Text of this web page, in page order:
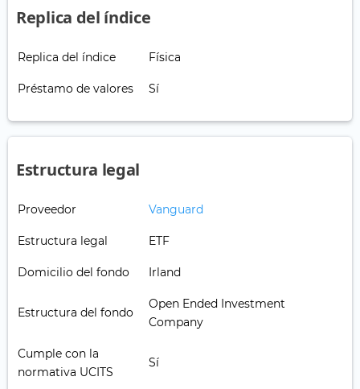
Replica del índice
Replica del índice Física
Préstamo de valores Sí
Estructura legal
Proveedor Vanguard
Estructura legal ETF
Domicilio del fondo Irland
Estructura del fondo
Open Ended Investment
Company
Cumple con la
normativa UCITS
Sí